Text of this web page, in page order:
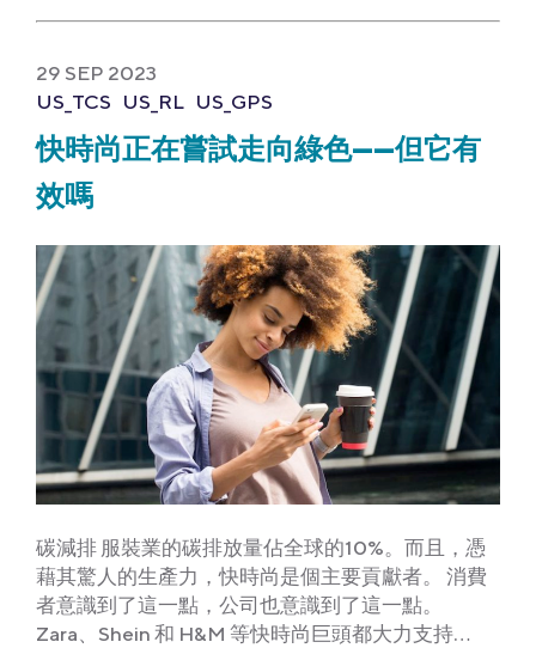
29 SEP 2023
US_TCS US_RL US_GPS
快時尚正在嘗試走向綠色——但它有
效嗎
碳減排 服裝業的碳排放量佔全球的10%。而且，憑
藉其驚人的生產力，快時尚是個主要貢獻者。 消費
者意識到了這一點，公司也意識到了這一點。
Zara、Shein 和 H&M 等快時尚巨頭都大力支持…